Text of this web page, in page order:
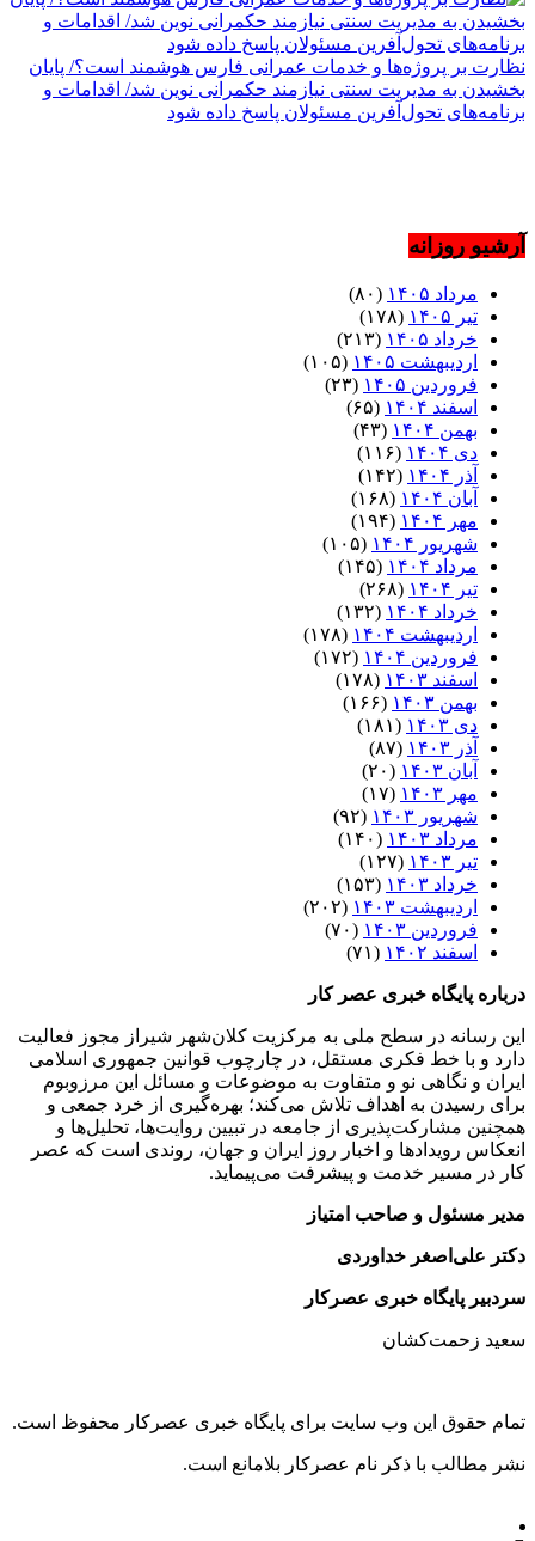
نظارت بر پروژه‌ها و خدمات عمرانی فارس هوشمند است؟/ پایان
بخشیدن به مدیریت سنتی نیازمند حکمرانی نوین شد/ اقدامات و
برنامه‌های تحول‌آفرین مسئولان پاسخ داده شود
آرشیو روزانه
مرداد ۱۴۰۵
(۸۰)
تیر ۱۴۰۵
(۱۷۸)
خرداد ۱۴۰۵
(۲۱۳)
اردیبهشت ۱۴۰۵
(۱۰۵)
فروردین ۱۴۰۵
(۲۳)
اسفند ۱۴۰۴
(۶۵)
بهمن ۱۴۰۴
(۴۳)
دی ۱۴۰۴
(۱۱۶)
آذر ۱۴۰۴
(۱۴۲)
آبان ۱۴۰۴
(۱۶۸)
مهر ۱۴۰۴
(۱۹۴)
شهریور ۱۴۰۴
(۱۰۵)
مرداد ۱۴۰۴
(۱۴۵)
تیر ۱۴۰۴
(۲۶۸)
خرداد ۱۴۰۴
(۱۳۲)
اردیبهشت ۱۴۰۴
(۱۷۸)
فروردین ۱۴۰۴
(۱۷۲)
اسفند ۱۴۰۳
(۱۷۸)
بهمن ۱۴۰۳
(۱۶۶)
دی ۱۴۰۳
(۱۸۱)
آذر ۱۴۰۳
(۸۷)
آبان ۱۴۰۳
(۲۰)
مهر ۱۴۰۳
(۱۷)
شهریور ۱۴۰۳
(۹۲)
مرداد ۱۴۰۳
(۱۴۰)
تیر ۱۴۰۳
(۱۲۷)
خرداد ۱۴۰۳
(۱۵۳)
اردیبهشت ۱۴۰۳
(۲۰۲)
فروردین ۱۴۰۳
(۷۰)
اسفند ۱۴۰۲
(۷۱)
درباره پایگاه خبری عصر کار
این رسانه در سطح ملی به مرکزیت کلان‌شهر شیراز مجوز فعالیت
دارد و با خط فکری مستقل، در چارچوب قوانین جمهوری اسلامی
ایران و نگاهی نو و متفاوت به موضوعات ‌و مسائل این مرزوبوم
برای رسیدن به اهداف تلاش می‌کند؛ بهره‌گیری از خرد جمعی و
همچنین مشارکت‌پذیری از جامعه در تبیین روایت‌ها، تحلیل‌ها و
انعکاس رویدادها و اخبار روز ایران و جهان، روندی است که عصر
کار در مسیر خدمت و پیشرفت می‌پیماید.
مدیر مسئول و صاحب امتیاز
دکتر علی‌اصغر خداوردی
سردبیر پایگاه خبری عصرکار
سعید زحمت‌کشان
تمام حقوق این وب سایت برای پایگاه خبری عصرکار محفوظ است.
نشر مطالب با ذکر نام عصرکار بلامانع است.